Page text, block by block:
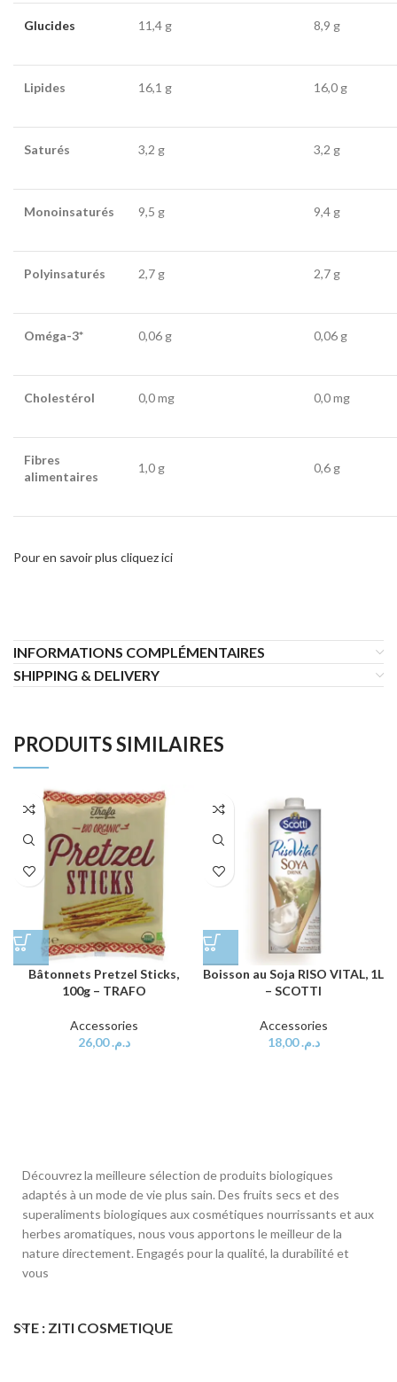
Glucides 11,4 g 8,9 g
Lipides 16,1 g 16,0 g
Saturés 3,2 g 3,2 g
Monoinsaturés 9,5 g 9,4 g
Polyinsaturés 2,7 g 2,7 g
Oméga-3* 0,06 g 0,06 g
Cholestérol 0,0 mg 0,0 mg
Fibres
alimentaires
1,0 g 0,6 g
Pour en savoir plus cliquez ici
INFORMATIONS COMPLÉMENTAIRES
SHIPPING & DELIVERY
PRODUITS SIMILAIRES
Bâtonnets Pretzel Sticks,
100g – TRAFO
Accessories
د.م.26,00
Boisson au Soja RISO VITAL, 1L
– SCOTTI
Accessories
د.م.18,00
Découvrez la meilleure sélection de produits biologiques
adaptés à un mode de vie plus sain. Des fruits secs et des
superaliments biologiques aux cosmétiques nourrissants et aux
herbes aromatiques, nous vous apportons le meilleur de la
nature directement. Engagés pour la qualité, la durabilité et
vous
STE : ZITI COSMETIQUE